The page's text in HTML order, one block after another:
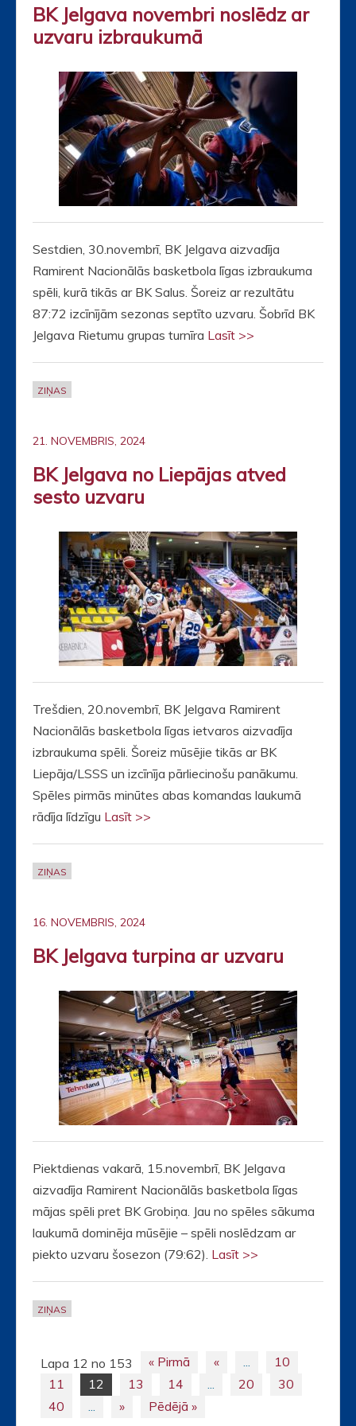
BK Jelgava novembri noslēdz ar
uzvaru izbraukumā
Sestdien, 30.novembrī, BK Jelgava aizvadīja
Ramirent Nacionālās basketbola līgas izbraukuma
spēli, kurā tikās ar BK Salus. Šoreiz ar rezultātu
87:72 izcīnījām sezonas septīto uzvaru. Šobrīd BK
Jelgava Rietumu grupas turnīra Lasīt >>
ZIŅAS
21. NOVEMBRIS, 2024
BK Jelgava no Liepājas atved
sesto uzvaru
Trešdien, 20.novembrī, BK Jelgava Ramirent
Nacionālās basketbola līgas ietvaros aizvadīja
izbraukuma spēli. Šoreiz mūsējie tikās ar BK
Liepāja/LSSS un izcīnīja pārliecinošu panākumu.
Spēles pirmās minūtes abas komandas laukumā
rādīja līdzīgu Lasīt >>
ZIŅAS
16. NOVEMBRIS, 2024
BK Jelgava turpina ar uzvaru
Piektdienas vakarā, 15.novembrī, BK Jelgava
aizvadīja Ramirent Nacionālās basketbola līgas
mājas spēli pret BK Grobiņa. Jau no spēles sākuma
laukumā dominēja mūsējie – spēli noslēdzam ar
piekto uzvaru šosezon (79:62). Lasīt >>
ZIŅAS
Posts
navigation
Lapa 12 no 153 « Pirmā « ...
10
11
12 13 14 ... 20
30
40
... » Pēdējā »